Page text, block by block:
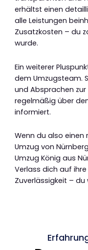
erhältst einen
alle Leistungen
Zusatzkosten – du
wurde.
Ein weiterer
dem Umzugsteam.
und Absprachen
regelmäßig über
informiert.
Wenn du also einen
Umzug von
Umzug König aus
Verlass dich auf
Zuverlässigkeit –